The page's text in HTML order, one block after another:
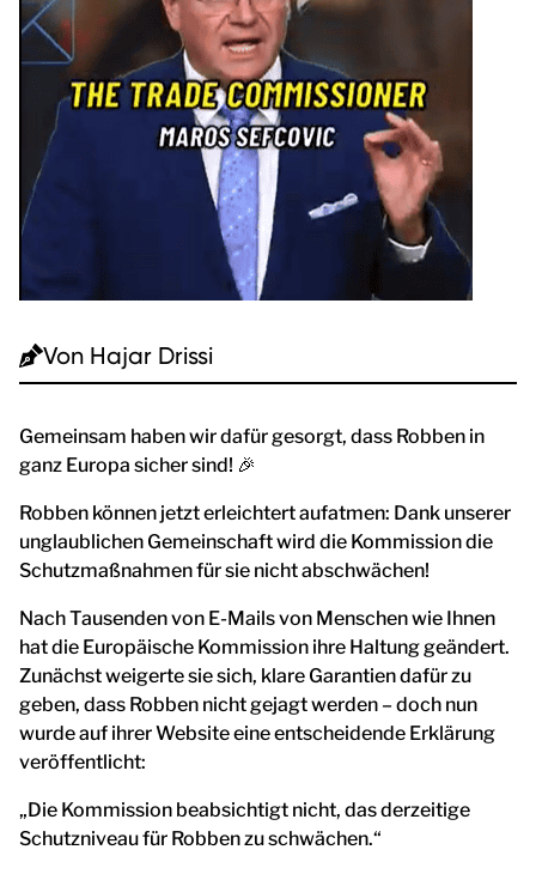
Von Hajar Drissi
Gemeinsam haben wir dafür gesorgt, dass Robben in
ganz Europa sicher sind! 🎉
Robben können jetzt erleichtert aufatmen: Dank unserer
unglaublichen Gemeinschaft wird die Kommission die
Schutzmaßnahmen für sie nicht abschwächen!
Nach Tausenden von E-Mails von Menschen wie Ihnen
hat die Europäische Kommission ihre Haltung geändert.
Zunächst weigerte sie sich, klare Garantien dafür zu
geben, dass Robben nicht gejagt werden – doch nun
wurde auf ihrer Website eine entscheidende Erklärung
veröffentlicht:
„Die Kommission beabsichtigt nicht, das derzeitige
Schutzniveau für Robben zu schwächen.“